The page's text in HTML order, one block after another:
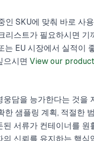
인 SKU에 맞춰 바로 사
리스트가 필요하시면 기
는 EU 시장에서 실적이
으시면 View our
웅담을 능가한다는 것을
한 샘플링 계획, 적절한
된 서류가 컨테이너를 원
의 신뢰를 유지하는 핵심